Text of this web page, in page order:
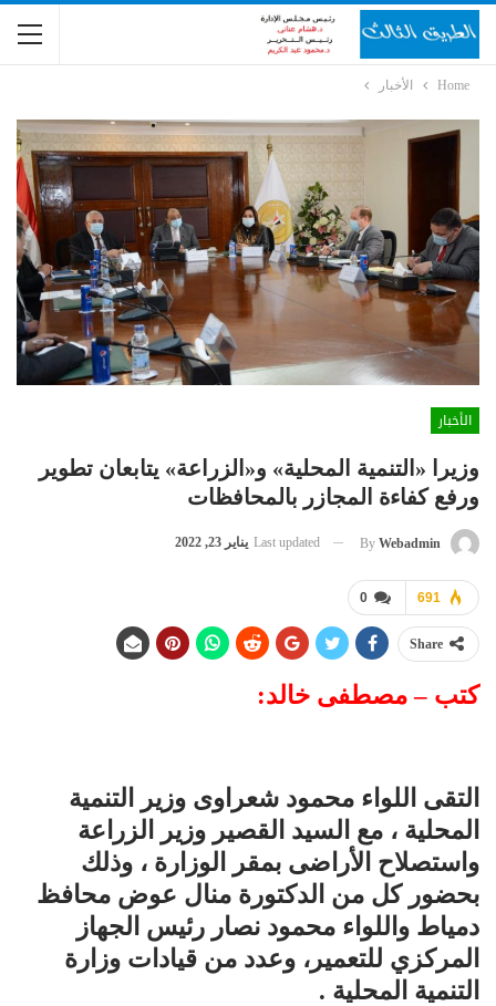
Home الأخبار
الأخبار
وزيرا «التنمية المحلية» و«الزراعة» يتابعان تطوير
ورفع كفاءة المجازر بالمحافظات
By Webadmin
Last updated يناير 23, 2022
0 691
Share
كتب – مصطفى خالد:
التقى اللواء محمود شعراوى وزير التنمية
المحلية ، مع السيد القصير وزير الزراعة
واستصلاح الأراضى بمقر الوزارة ، وذلك
بحضور كل من الدكتورة منال عوض محافظ
دمياط واللواء محمود نصار رئيس الجهاز
المركزي للتعمير، وعدد من قيادات وزارة
التنمية المحلية .